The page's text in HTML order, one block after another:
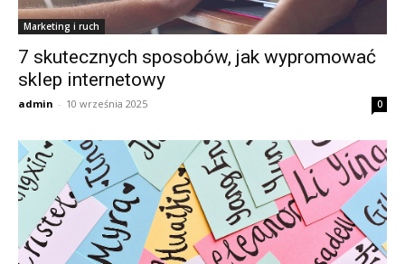
Marketing i ruch
7 skutecznych sposobów, jak wypromować
sklep internetowy
admin - 10 września 2025 0